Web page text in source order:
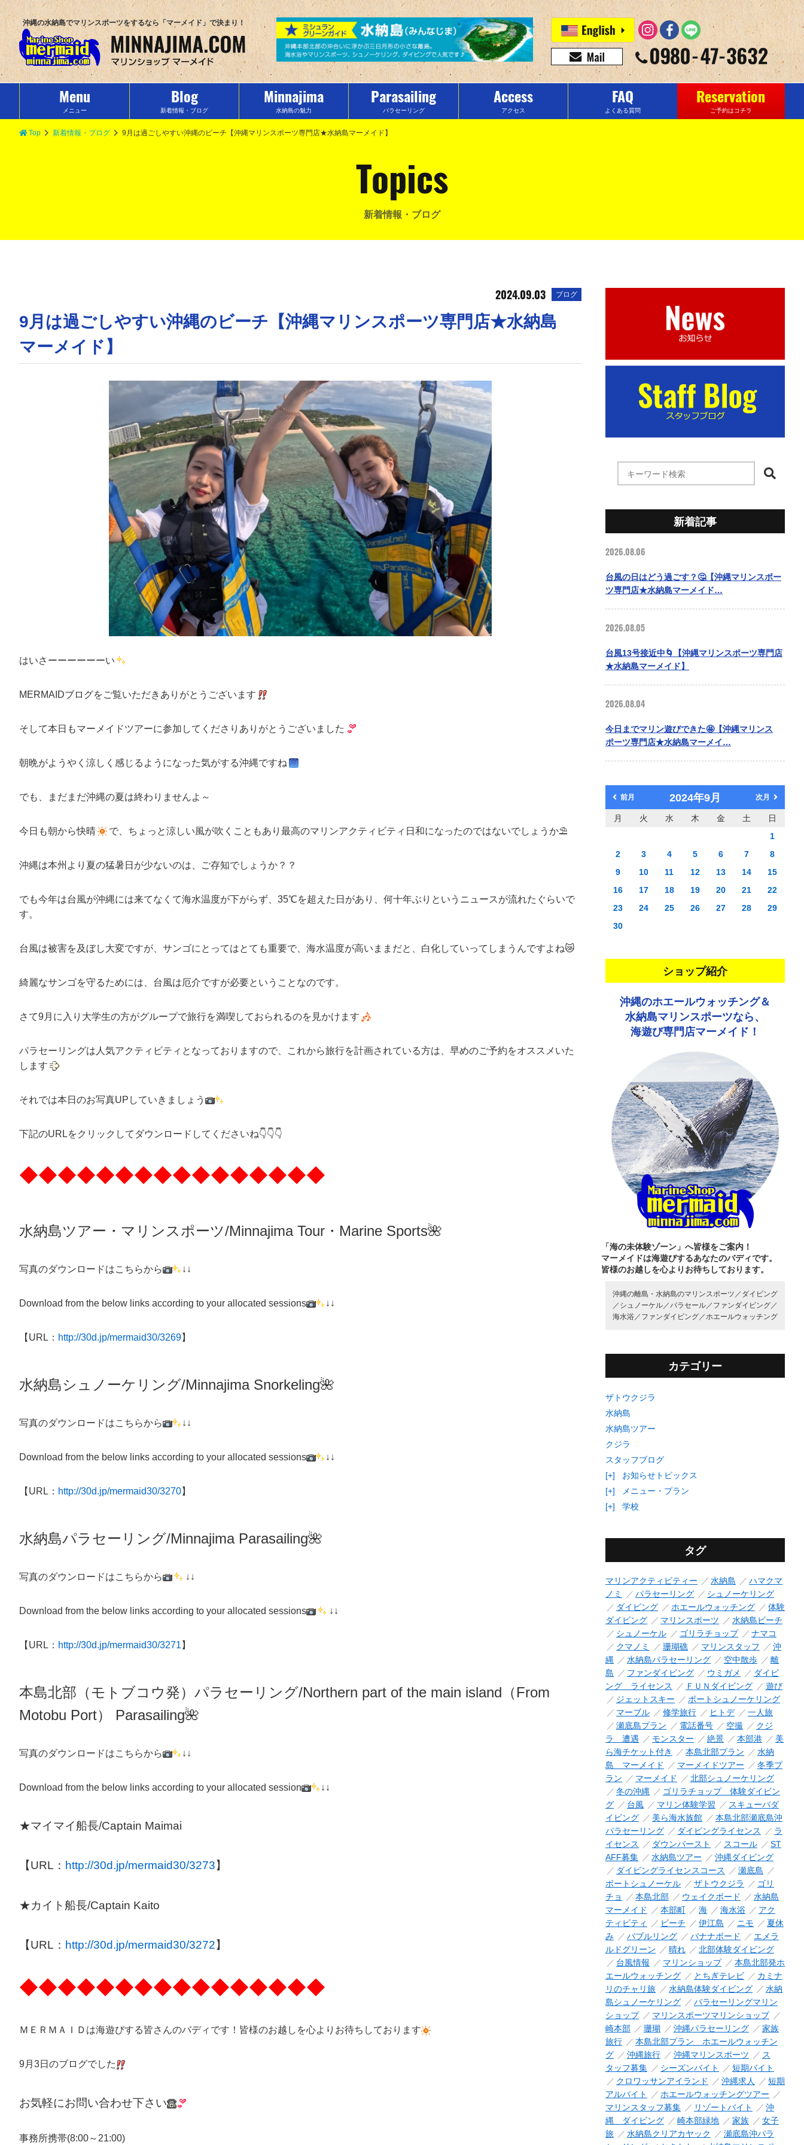
沖縄の水納島でマリンスポーツをするなら「マーメイド」で決まり！
Menu
メニュー
Blog
新着情報・ブログ
Minnajima
水納島の魅力
Parasailing
パラセーリング
Access
アクセス
FAQ
よくある質問
Reservation
ご予約はコチラ
Top 新着情報・ブログ 9月は過ごしやすい沖縄のビーチ【沖縄マリンスポーツ専門店★水納島マーメイド】
Topics
新着情報・ブログ
2024.09.03 ブログ
9月は過ごしやすい沖縄のビーチ【沖縄マリンスポーツ専門店★水納島
マーメイド】
はいさーーーーーーい
MERMAIDブログをご覧いただきありがとうございます
そして本日もマーメイドツアーに参加してくださりありがとうございました
朝晩がようやく涼しく感じるようになった気がする沖縄ですね
でも、まだまだ沖縄の夏は終わりませんよ～
今日も朝から快晴 で、ちょっと涼しい風が吹くこともあり最高のマリンアクティビティ日和になったのではないでしょうか⛱
沖縄は本州より夏の猛暑日が少ないのは、ご存知でしょうか？？
でも今年は台風が沖縄には来てなくて海水温度が下がらず、35℃を超えた日があり、何十年ぶりというニュースが流れたぐらいで
す。
台風は被害を及ぼし大変ですが、サンゴにとってはとても重要で、海水温度が高いままだと、白化していってしまうんですよね😿
綺麗なサンゴを守るためには、台風は厄介ですが必要ということなのです。
さて9月に入り大学生の方がグループで旅行を満喫しておられるのを見かけます
パラセーリングは人気アクティビティとなっておりますので、これから旅行を計画されている方は、早めのご予約をオススメいた
します
それでは本日のお写真UPしていきましょう
下記のURLをクリックしてダウンロードしてくださいね👇👇👇
◆◆◆◆◆◆◆◆◆◆◆◆◆◆◆◆
水納島ツアー・マリンスポーツ/Minnajima Tour・Marine Sports🌺
写真のダウンロードはこちらから ↓↓
Download from the below links according to your allocated sessions ↓↓
【URL： http://30d.jp/mermaid30/3269】
水納島シュノーケリング/Minnajima Snorkeling🌺
写真のダウンロードはこちらから ↓↓
Download from the below links according to your allocated sessions ↓↓
【URL： http://30d.jp/mermaid30/3270】
水納島パラセーリング/Minnajima Parasailing🌺
写真のダウンロードはこちらから ↓↓
Download from the below links according to your allocated sessions ↓↓
【URL： http://30d.jp/mermaid30/3271 】
本島北部（モトブコウ発）パラセーリング/Northern part of the main island（From
Motobu Port）
Parasailing🌺
写真のダウンロードはこちらから ↓↓
Download from the below links according to your allocated session ↓↓
★マイマイ船長/Captain Maimai
【URL： http://30d.jp/mermaid30/3273】
★カイト船長/Captain Kaito
【URL： http://30d.jp/mermaid30/3272】
◆◆◆◆◆◆◆◆◆◆◆◆◆◆◆◆
ＭＥＲＭＡＩＤは海遊びする皆さんのバディです！皆様のお越しを心よりお待ちしております
9月3日のブログでした
お気軽にお問い合わせ下さい
事務所携帯(8:00～21:00)
新着記事
2026.08.06
台風の日はどう過ごす？🤔【沖縄マリンスポー
ツ専門店★水納島マーメイド…
2026.08.05
台風13号接近中🌀【沖縄マリンスポーツ専門店
★水納島マーメイド】
2026.08.04
今日までマリン遊びできた🤩【沖縄マリンス
ポーツ専門店★水納島マーメイ…
前月 2024年9月 次月
月 火 水 木 金 土
日
1
2
3 4 5 6 7
8
9
10 11 12 13 14
15
16
17 18 19 20 21
22
23
24 25 26 27 28
29
30
ショップ紹介
沖縄のホエールウォッチング＆
水納島マリンスポーツなら、
海遊び専門店マーメイド！
「海の未体験ゾーン」へ皆様をご案内！
マーメイドは海遊びするあなたのバディです。
皆様のお越しを心よりお待ちしております。
沖縄の離島・水納島のマリンスポーツ／ ダイビング
／ シュノーケル／ パラセール／ ファンダイビング／
海水浴／ ファンダイビング／ ホエールウォッチング
カテゴリー
ザトウクジラ
水納島
水納島ツアー
クジラ
スタッフブログ
[+]
お知らせトピックス
[+]
メニュー・プラン
[+]
学校
タグ
マリンアクティビティー 水納島
ハマクマ
ノミ
パラセーリング
シュノーケリング
ダイビング
ホエールウォッチング
体験
ダイビング
マリンスポーツ
水納島ビーチ
シュノーケル
ゴリラチョップ
ナマコ
クマノミ
珊瑚礁 マリンスタッフ
沖
縄
水納島パラセーリング 空中散歩
離
島
ファンダイビング ウミガメ
ダイビ
ング ライセンス
ＦＵＮダイビング
遊び
ジェットスキー
ボートシュノーケリング
マーブル
修学旅行 ヒトデ
一人旅
瀬底島プラン
電話番号 空撮
クジ
ラ 遭遇
モンスター 絶景 本部港
美
ら海チケット付き
本島北部プラン
水納
島 マーメイド
マーメイドツアー
冬季プ
ラン
マーメイド
北部シュノーケリング
冬の沖縄
ゴリラチョップ 体験ダイビン
グ
台風 マリン体験学習
スキューバダ
イビング
美ら海水族館
本島北部瀬底島沖
パラセーリング
ダイビングライセンス
ラ
イセンス
ダウンバースト スコール
ST
AFF募集
水納島ツアー
沖縄ダイビング
ダイビングライセンスコース
瀬底島
ボートシュノーケル
ザトウクジラ
ゴリ
チョ
本島北部 ウェイクボード
水納島
マーメイド
本部町 海 海水浴
アク
ティビティ
ビーチ 伊江島 ニモ
夏休
み
バブルリング バナナボード
エメラ
ルドグリーン
晴れ
北部体験ダイビング
台風情報
マリンショップ
本島北部発ホ
エールウォッチング
とちぎテレビ
カミナ
リのチャリ旅
水納島体験ダイビング
水納
島シュノーケリング
パラセーリングマリン
ショップ
マリンスポーツマリンショップ
崎本部
珊瑚 沖縄パラセーリング
家族
旅行
本島北部プラン ホエールウォッチン
グ
沖縄旅行 沖縄マリンスポーツ
ス
タッフ募集
シーズンバイト
短期バイト
クロワッサンアイランド
沖縄求人
短期
アルバイト
ホエールウォッチングツアー
マリンスタッフ募集
リゾートバイト
沖
縄 ダイビング
崎本部緑地 家族
女子
旅
水納島クリアカヤック
瀬底島沖パラ